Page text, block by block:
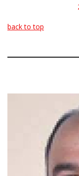
back to top